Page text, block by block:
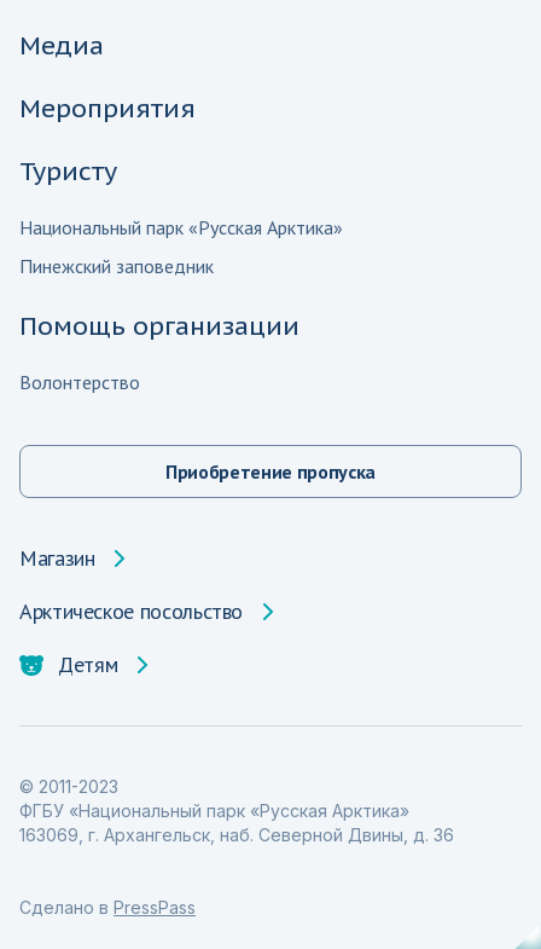
Медиа
Мероприятия
Туристу
Национальный парк «Русская Арктика»
Пинежский заповедник
Помощь организации
Волонтерство
Приобретение пропуска
Магазин
Арктическое посольство
Детям
© 2011-2023
ФГБУ «Национальный парк «Русская Арктика»
163069, г. Архангельск, наб. Северной Двины, д. 36
Сделано в PressPass